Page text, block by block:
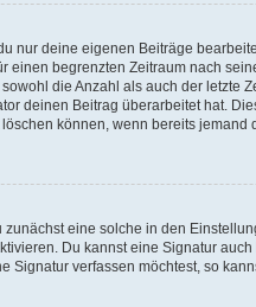
nur deine eigenen Beiträge
einen begrenzten Zeitraum nach
die Anzahl als auch der
deinen Beitrag überarbeitet hat.
können, wenn bereits jemand
eine solche in den
Du kannst eine Signatur
verfassen möchtest, so